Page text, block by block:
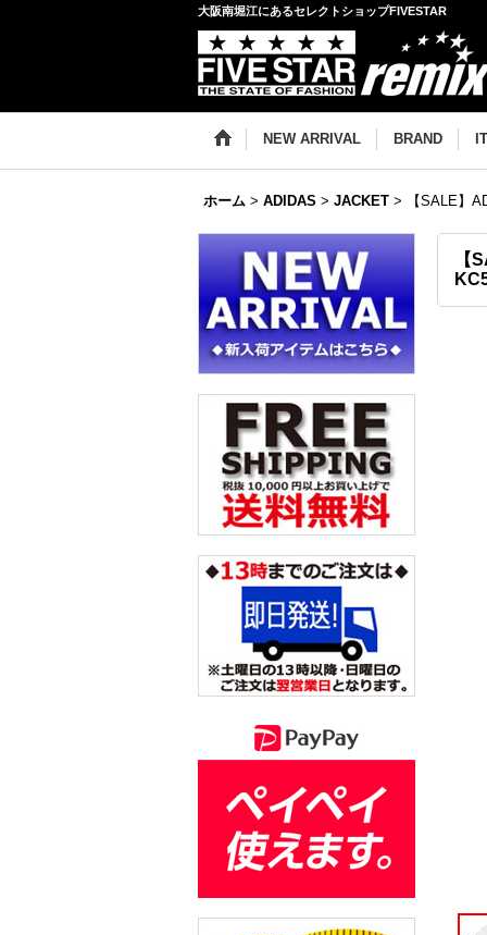
大阪南堀江にあるセレクトショップFIVESTAR
NEW ARRIVAL BRAND
ホーム > ADIDAS > JACKET > 【SALE】
【